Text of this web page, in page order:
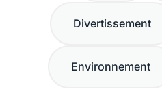
Divertissement
Environnement